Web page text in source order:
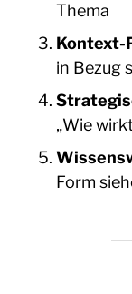
Thema
Kontext-
in Bezug
„Wie
Form